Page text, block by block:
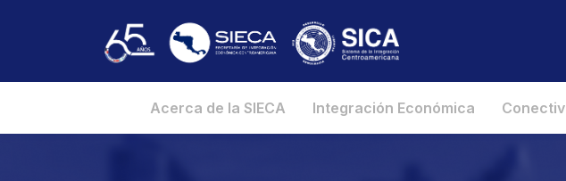
Acerca de la SIECA Integración Económica